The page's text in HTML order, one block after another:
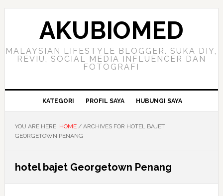
Skip
Skip
Skip
AKUBIOMED
MALAYSIAN LIFESTYLE BLOGGER. SUKA DIY,
REVIU, SOCIAL MEDIA INFLUENCER DAN
FOTOGRAFI
KATEGORI PROFIL SAYA HUBUNGI SAYA
YOU ARE HERE: HOME /ARCHIVES FOR HOTEL BAJET
GEORGETOWN PENANG
hotel bajet Georgetown Penang